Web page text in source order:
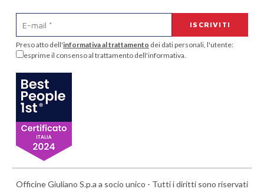
Preso atto dell'informativa al trattamento dei dati personali, l'utente:
esprime il consenso al trattamento dell'informativa.
Officine Giuliano S.p.a a socio unico - Tutti i diritti sono riservati